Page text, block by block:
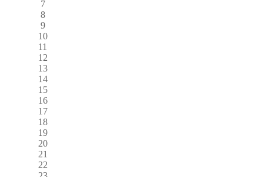
7
8
9
10
11
12
13
14
15
16
17
18
19
20
21
22